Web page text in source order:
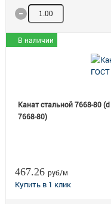
Количество товара
В наличии
Канат стальной 7668-80
7668-80)
467.26 руб/м